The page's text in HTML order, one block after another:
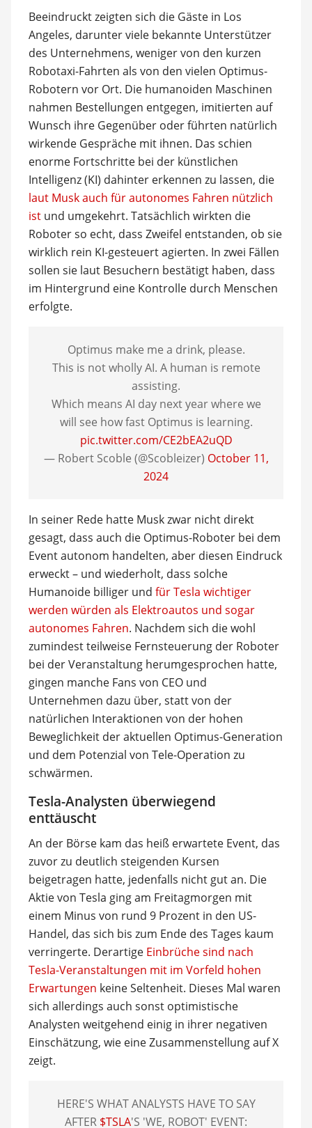
Beeindruckt zeigten sich die Gäste in Los
Angeles, darunter viele bekannte Unterstützer
des Unternehmens, weniger von den kurzen
Robotaxi-Fahrten als von den vielen Optimus-
Robotern vor Ort. Die humanoiden Maschinen
nahmen Bestellungen entgegen, imitierten auf
Wunsch ihre Gegenüber oder führten natürlich
wirkende Gespräche mit ihnen. Das schien
enorme Fortschritte bei der künstlichen
Intelligenz (KI) dahinter erkennen zu lassen, die
laut Musk auch für autonomes Fahren nützlich
istund umgekehrt. Tatsächlich wirkten die
Roboter so echt, dass Zweifel entstanden, ob sie
wirklich rein KI-gesteuert agierten. In zwei Fällen
sollen sie laut Besuchern bestätigt haben, dass
im Hintergrund eine Kontrolle durch Menschen
erfolgte.
Optimus make me a drink, please.
This is not wholly AI. A human is remote
assisting.
Which means AI day next year where we
will see how fast Optimus is learning.
pic.twitter.com/CE2bEA2uQD
— Robert Scoble (@Scobleizer) October 11,
2024
In seiner Rede hatte Musk zwar nicht direkt
gesagt, dass auch die Optimus-Roboter bei dem
Event autonom handelten, aber diesen Eindruck
erweckt – und wiederholt, dass solche
Humanoide billiger und für Tesla wichtiger
werden würden als Elektroautos und sogar
autonomes Fahren. Nachdem sich die wohl
zumindest teilweise Fernsteuerung der Roboter
bei der Veranstaltung herumgesprochen hatte,
gingen manche Fans von CEO und
Unternehmen dazu über, statt von der
natürlichen Interaktionen von der hohen
Beweglichkeit der aktuellen Optimus-Generation
und dem Potenzial von Tele-Operation zu
schwärmen.
Tesla-Analysten überwiegend
enttäuscht
An der Börse kam das heiß erwartete Event, das
zuvor zu deutlich steigenden Kursen
beigetragen hatte, jedenfalls nicht gut an. Die
Aktie von Tesla ging am Freitagmorgen mit
einem Minus von rund 9 Prozent in den US-
Handel, das sich bis zum Ende des Tages kaum
verringerte. Derartige Einbrüche sind nach
Tesla-Veranstaltungen mit im Vorfeld hohen
Erwartungen keine Seltenheit. Dieses Mal waren
sich allerdings auch sonst optimistische
Analysten weitgehend einig in ihrer negativen
Einschätzung, wie eine Zusammenstellung auf X
zeigt.
HERE'S WHAT ANALYSTS HAVE TO SAY
AFTER $TSLA'S 'WE, ROBOT' EVENT: